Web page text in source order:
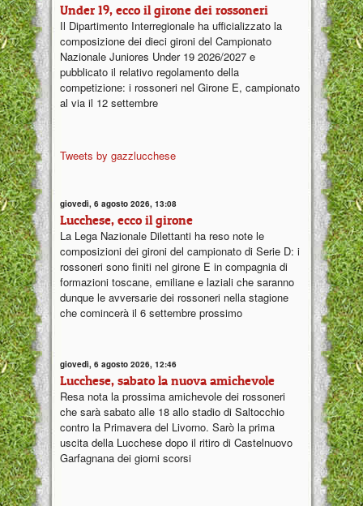
Under 19, ecco il girone dei rossoneri
Il Dipartimento Interregionale ha ufficializzato la
composizione dei dieci gironi del Campionato
Nazionale Juniores Under 19 2026/2027 e
pubblicato il relativo regolamento della
competizione: i rossoneri nel Girone E, campionato
al via il 12 settembre
Tweets by gazzlucchese
giovedì, 6 agosto 2026, 13:08
Lucchese, ecco il girone
La Lega Nazionale Dilettanti ha reso note le
composizioni dei gironi del campionato di Serie D: i
rossoneri sono finiti nel girone E in compagnia di
formazioni toscane, emiliane e laziali che saranno
dunque le avversarie dei rossoneri nella stagione
che comincerà il 6 settembre prossimo
giovedì, 6 agosto 2026, 12:46
Lucchese, sabato la nuova amichevole
Resa nota la prossima amichevole dei rossoneri
che sarà sabato alle 18 allo stadio di Saltocchio
contro la Primavera del Livorno. Sarò la prima
uscita della Lucchese dopo il ritiro di Castelnuovo
Garfagnana dei giorni scorsi